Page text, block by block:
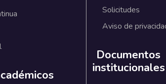
Solicitudes
Aviso de
Documentos